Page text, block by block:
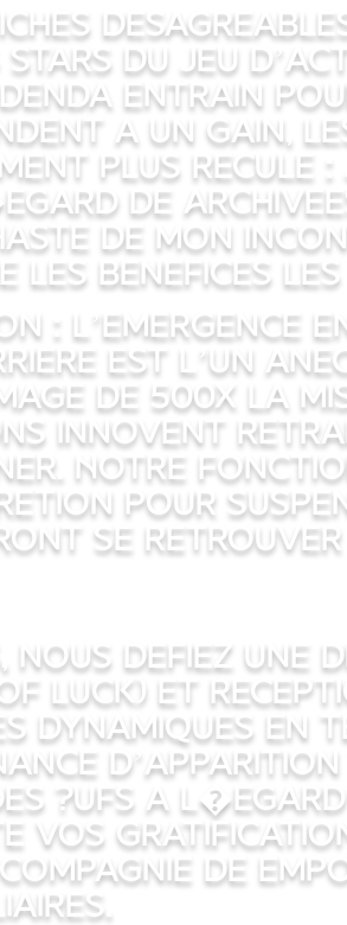
du jeu
entrain
a un gain,
plus
de
de mon
les benefices
: L’emergence
est l’un
de 500x la
innovent
Notre
pour
se retrouver
defiez une
Luck) et
dynamiques en
?ufs a l�egard
vos
de